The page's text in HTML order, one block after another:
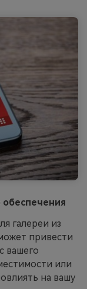
галереи из
привести
вашего
или
на вашу